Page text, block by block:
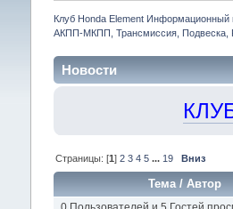
Клуб Honda Element Информационный
АКПП-МКПП, Трансмиссия, Подвеска,
Новости
Страницы: [1] 2 3 4 5 ... 19 Вниз
Тема/ Автор